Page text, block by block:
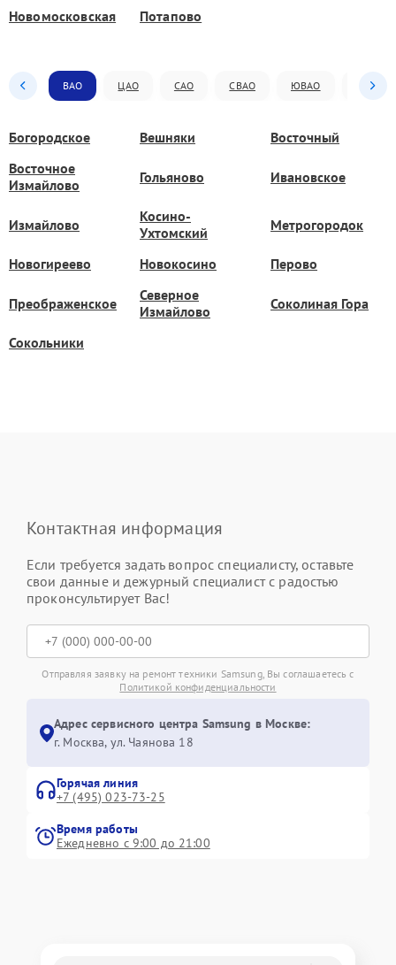
Новомосковская Потапово
ВАО ЦАО САО СВАО ЮВАО ЮАО
Богородское Вешняки
Восточный
Восточное
Измайлово
Гольяново Ивановское
Измайлово
Косино-
Ухтомский
Метрогородок
Новогиреево Новокосино Перово
Преображенское
Северное
Измайлово
Соколиная Гора
Сокольники
Контактная информация
Если требуется задать вопрос специалисту, оставьте
свои данные и дежурный специалист с радостью
проконсультирует Вас!
Отправляя заявку на ремонт техники Samsung, Вы соглашаетесь с
Политикой конфиденциальности
Адрес сервисного центра Samsung в Москве:
г. Москва, ул. Чаянова 18
Горячая линия
+7 (495) 023-73-25
Время работы
Ежедневно с 9:00 до 21:00